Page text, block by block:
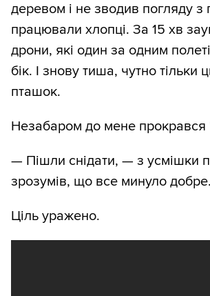
деревом і не зводив погляду з
працювали хлопці. За 15 хв
дрони, які один за одним
бік. І знову тиша, чутно тільки
пташок.
Незабаром до мене прокрався
— Пішли снідати, — з усмішки
зрозумів, що все минуло добре.
Ціль уражено.